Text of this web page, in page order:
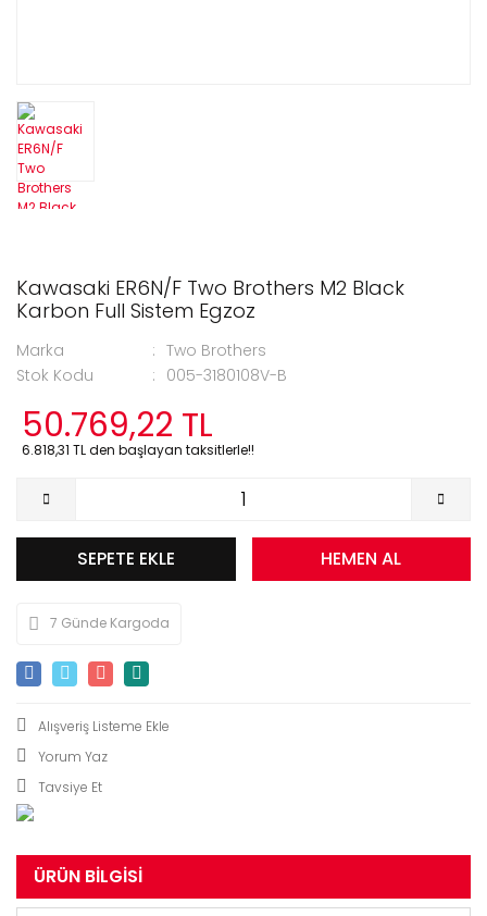
Kawasaki ER6N/F Two Brothers M2 Black
Karbon Full Sistem Egzoz
Marka
Two Brothers
Stok Kodu
005-3180108V-B
50.769,22 TL
6.818,31 TL den başlayan taksitlerle!!
SEPETE EKLE HEMEN AL
7 Günde Kargoda
Yorum Yaz
Tavsiye Et
ÜRÜN BILGISI